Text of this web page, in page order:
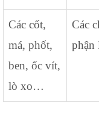
Các cốt,
má, phốt,
ben, ốc vít,
lò xo…
Các
phận